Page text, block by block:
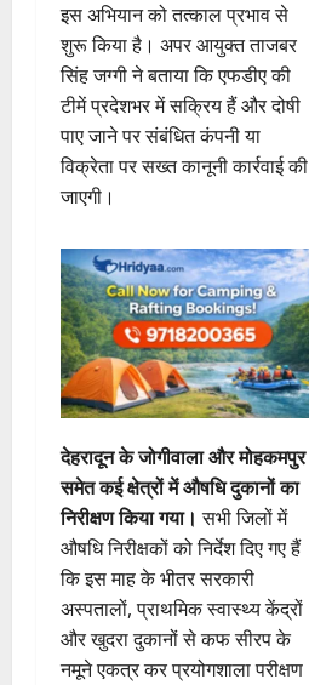
इस अभियान को तत्काल प्रभाव से
शुरू किया है। अपर आयुक्त ताजबर
सिंह जग्गी ने बताया कि एफडीए की
टीमें प्रदेशभर में सक्रिय हैं और दोषी
पाए जाने पर संबंधित कंपनी या
विक्रेता पर सख्त कानूनी कार्रवाई की
जाएगी।
देहरादून के जोगीवाला और मोहकमपुर
समेत कई क्षेत्रों में औषधि दुकानों का
निरीक्षण किया गया। सभी जिलों में
औषधि निरीक्षकों को निर्देश दिए गए हैं
कि इस माह के भीतर सरकारी
अस्पतालों, प्राथमिक स्वास्थ्य केंद्रों
और खुदरा दुकानों से कफ सीरप के
नमूने एकत्र कर प्रयोगशाला परीक्षण